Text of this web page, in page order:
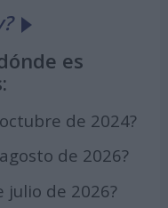
es
de 2024?
de 2026?
julio de 2026?